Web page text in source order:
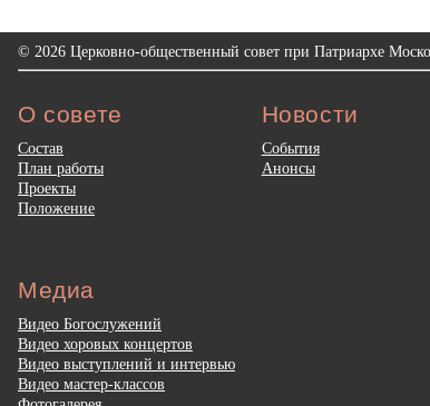
© 2026 Церковно-общественный совет при Патриархе
О совете
Состав
План работы
Проекты
Положение
Новости
События
Анонсы
Медиа
Видео Богослужений
Видео хоровых концертов
Видео выступлений и интервью
Видео мастер-классов